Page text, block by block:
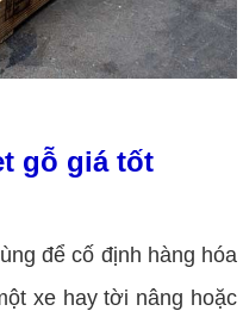
gỗ giá tốt
để cố định hàng hóa
xe hay tời nâng hoặc